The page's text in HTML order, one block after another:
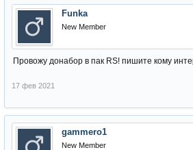
Funka
New Member
Провожу донабор в пак RS! пишите кому
17 фев 2021
gammero1
New Member